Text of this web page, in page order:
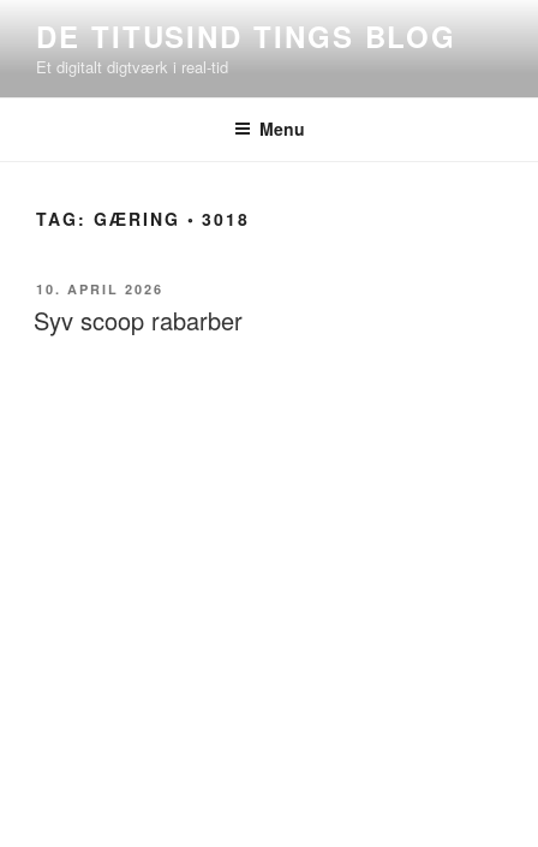
indhold
DE TITUSIND TINGS BLOG
Et digitalt digtværk i real-tid
Menu
TAG: GÆRING ◦ 3018
UDGIVET
DEN
10. APRIL 2026
Syv scoop rabarber